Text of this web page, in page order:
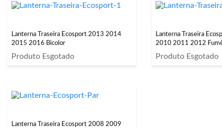
Lanterna Traseira Ecosport 2013 2014
2015 2016 Bicolor
Produto Esgotado
Lanterna Traseira
2010 2011 2012
Produto Esgotado
Lanterna Traseira Ecosport 2008 2009